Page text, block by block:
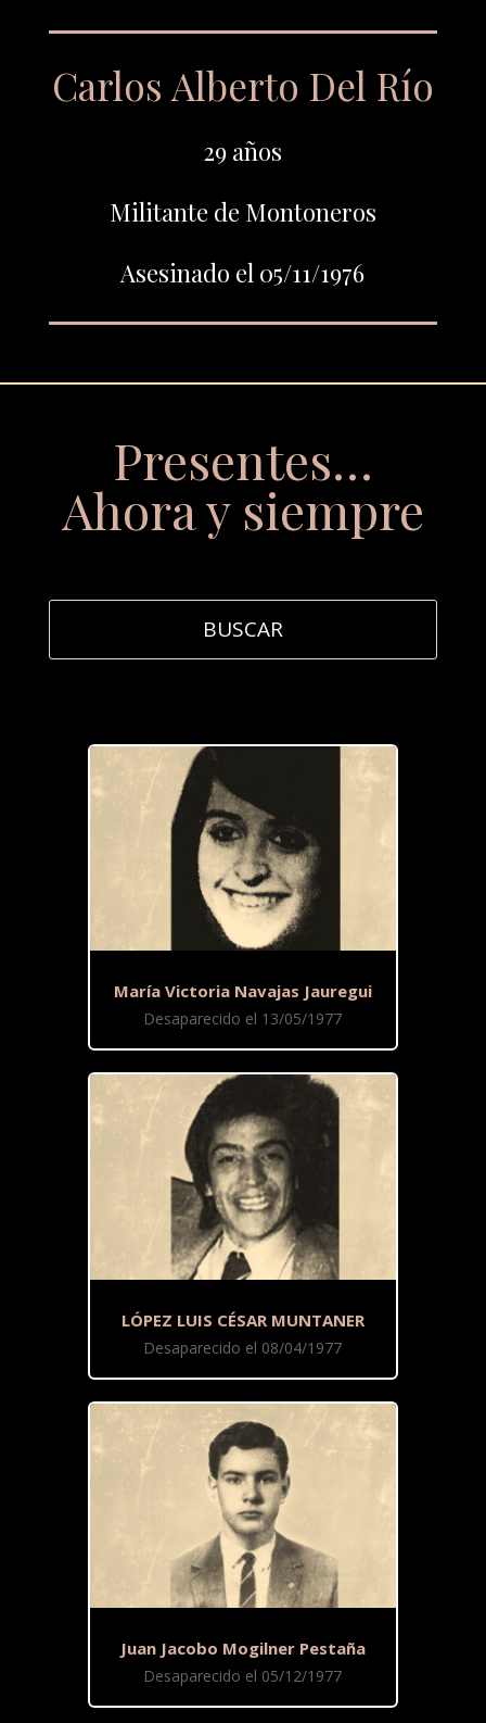
Carlos Alberto Del Río
29 años
Militante de Montoneros
Asesinado el 05/11/1976
Presentes…
Ahora y siempre
María Victoria Navajas Jauregui
Desaparecido el 13/05/1977
LÓPEZ LUIS CÉSAR MUNTANER
Desaparecido el 08/04/1977
Juan Jacobo Mogilner Pestaña
Desaparecido el 05/12/1977